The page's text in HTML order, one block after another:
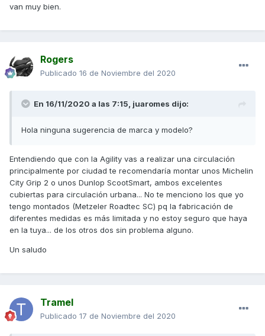
van muy bien.
Rogers
Publicado 16 de Noviembre del 2020
En 16/11/2020 a las 7:15, juaromes dijo:
Hola ninguna sugerencia de marca y modelo?
Entendiendo que con la Agility vas a realizar una circulación
principalmente por ciudad te recomendaría montar unos Michelin
City Grip 2 o unos Dunlop ScootSmart, ambos excelentes
cubiertas para circulación urbana... No te menciono los que yo
tengo montados (Metzeler Roadtec SC) pq la fabricación de
diferentes medidas es más limitada y no estoy seguro que haya
en la tuya... de los otros dos sin problema alguno.
Un saludo
Tramel
Publicado 17 de Noviembre del 2020